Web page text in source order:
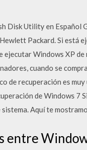
Disk Utility en Español
Packard. Si está
ejecutar Windows XP
cuando se
de recuperación es
de Windows 7
Aquí te
entre